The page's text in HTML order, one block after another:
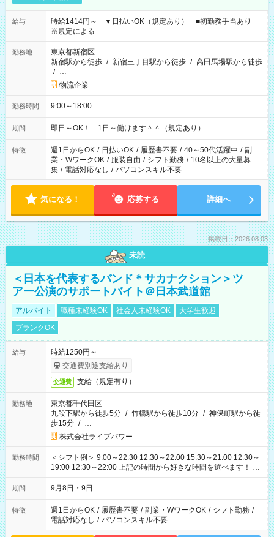
給与
時給1414円～ ▼日払いOK（規定あり） ■初勤務手当あり
※規定による
勤務地
東京都新宿区
新宿駅から徒歩 / 新宿三丁目駅から徒歩 / 高田馬場駅から徒歩
/ …
物流企業
勤務時間 9:00～18:00
期間 即日～OK！ 1日～働けます＾＾（規定あり）
特徴 週1日からOK / 日払いOK / 履歴書不要 / 40～50代活躍中 / 副
業・WワークOK / 服装自由 / シフト勤務 / 10名以上の大量募
集 / 電話対応なし / パソコンスキル不要
気になる！ 応募する 詳細へ
掲載日：2026.08.03
未読
＜日本を代表するバンド＊サカナクション＞ツ
アー公演のサポートバイト＠日本武道館
アルバイト 職種未経験OK 社会人未経験OK
大学生歓迎
ブランクOK
給与
時給1250円～
交通費別途支給あり
交通費 支給（規定有り）
勤務地
東京都千代田区
九段下駅から徒歩5分 / 竹橋駅から徒歩10分 / 神保町駅から徒
歩15分 / …
株式会社ライブパワー
勤務時間
＜シフト例＞ 9:00～22:30 12:30～22:00 15:30～21:00 12:30～
19:00 12:30～22:00 上記の時間から好きな時間を選べます！ ※
時間は変更となる可能性があります
期間 9月8日・9日
特徴 週1日からOK / 履歴書不要 / 副業・WワークOK / シフト勤務 /
電話対応なし / パソコンスキル不要